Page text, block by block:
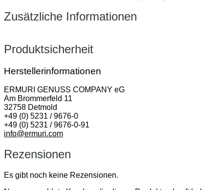
Zusätzliche Informationen
Produktsicherheit
Herstellerinformationen
ERMURI GENUSS COMPANY eG
Am Brommerfeld 11
32758 Detmold
+49 (0) 5231 / 9676-0
+49 (0) 5231 / 9676-0-91
info@ermuri.com
Rezensionen
Es gibt noch keine Rezensionen.